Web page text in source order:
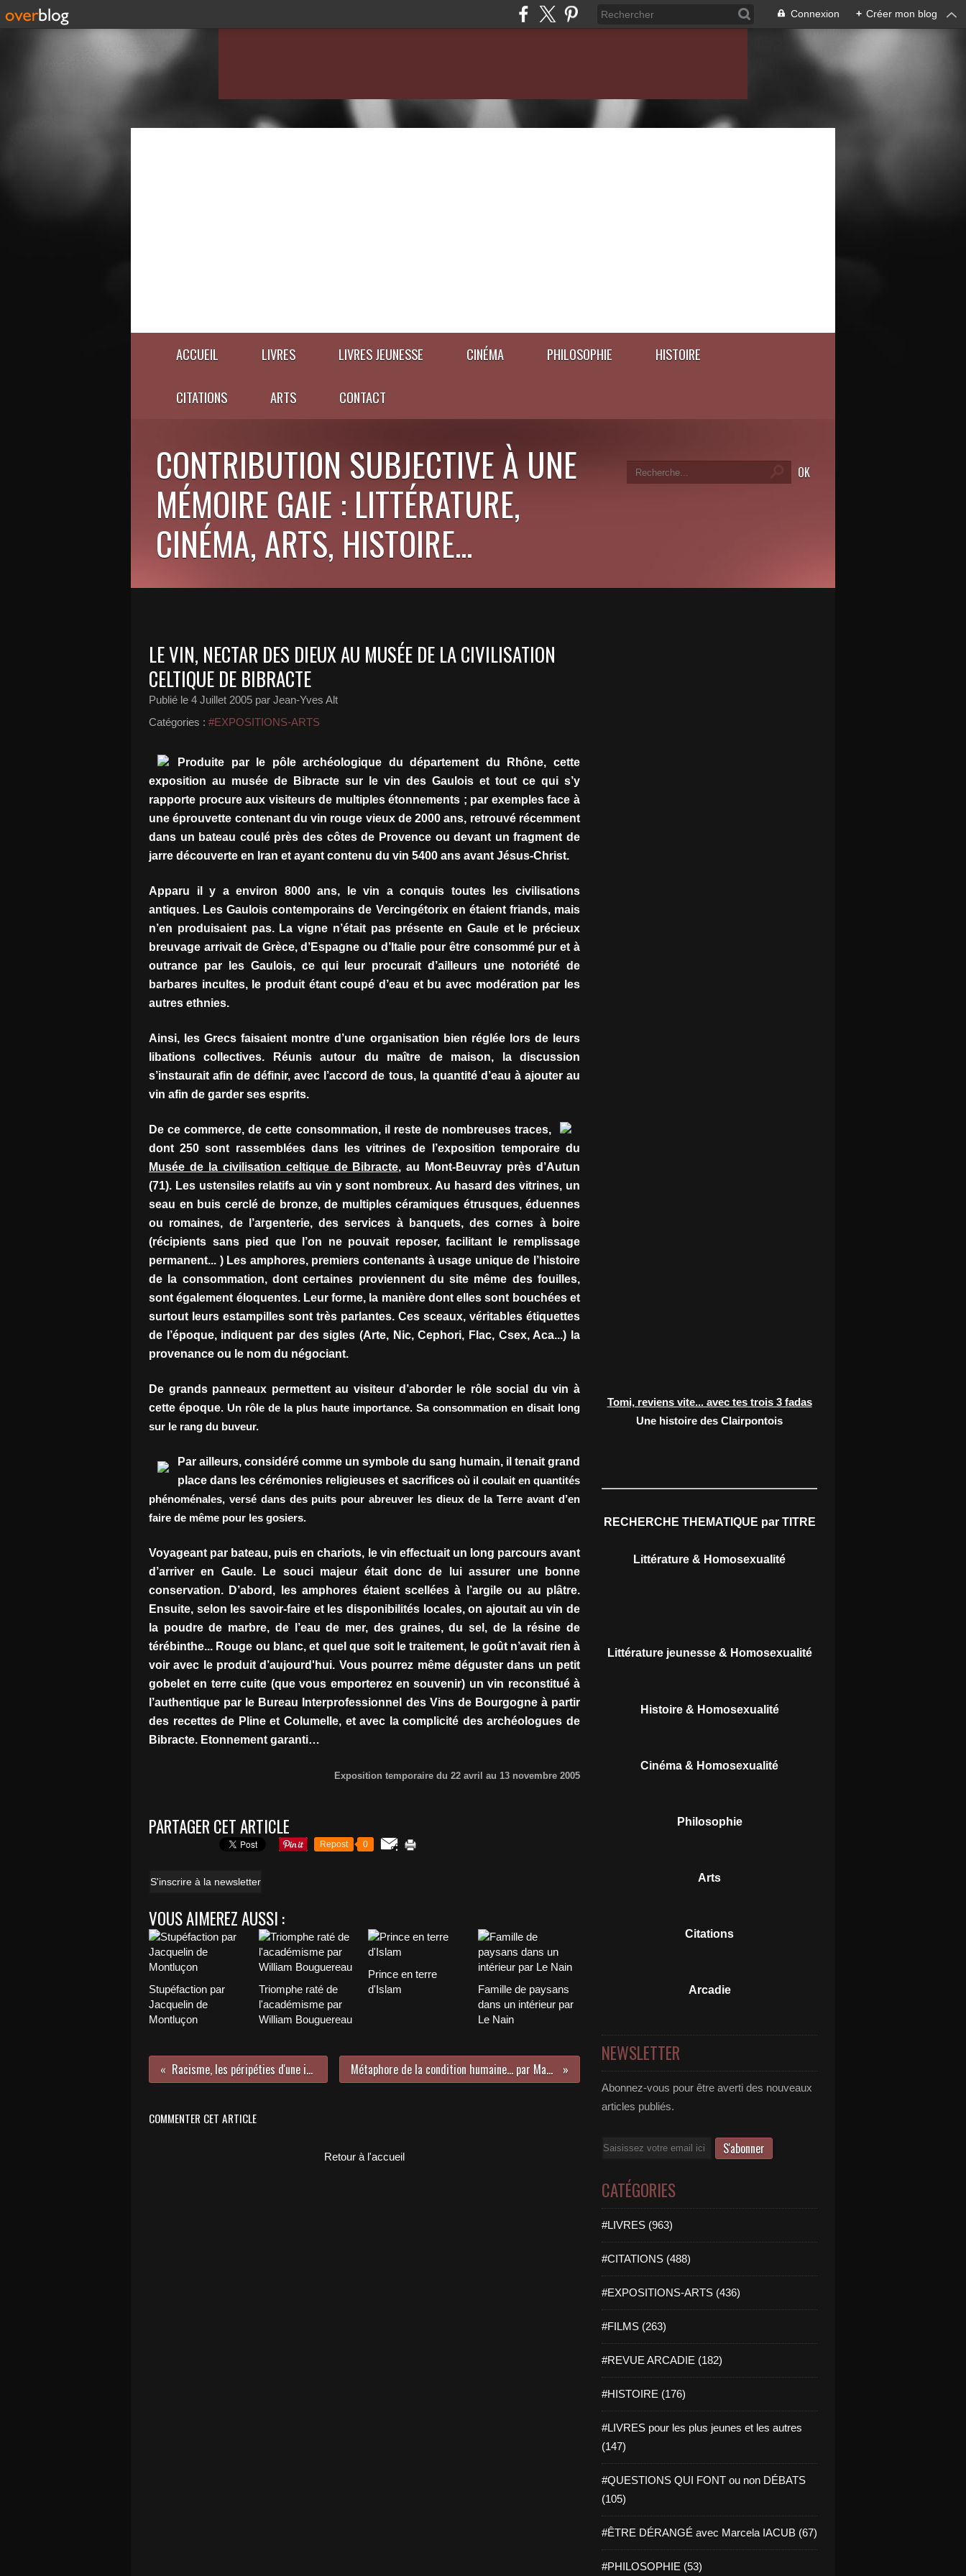
Connexion + Créer mon blog
ACCUEIL LIVRES LIVRES JEUNESSE CINÉMA PHILOSOPHIE HISTOIRE
CITATIONS ARTS CONTACT
CONTRIBUTION SUBJECTIVE À UNE
MÉMOIRE GAIE : LITTÉRATURE,
CINÉMA, ARTS, HISTOIRE...
LE VIN, NECTAR DES DIEUX AU MUSÉE DE LA CIVILISATION
CELTIQUE DE BIBRACTE
Publié le 4 Juillet 2005 par Jean-Yves Alt
Catégories : #EXPOSITIONS-ARTS
Produite par le pôle archéologique du département du Rhône, cette
exposition au musée de Bibracte sur le vin des Gaulois et tout ce qui s’y
rapporte procure aux visiteurs de multiples étonnements ; par exemples face à
une éprouvette contenant du vin rouge vieux de 2000 ans, retrouvé récemment
dans un bateau coulé près des côtes de Provence ou devant un fragment de
jarre découverte en Iran et ayant contenu du vin 5400 ans avant Jésus-Christ.
Apparu il y a environ 8000 ans, le vin a conquis toutes les civilisations
antiques. Les Gaulois contemporains de Vercingétorix en étaient friands, mais
n’en produisaient pas. La vigne n’était pas présente en Gaule et le précieux
breuvage arrivait de Grèce, d’Espagne ou d’Italie pour être consommé pur et à
outrance par les Gaulois, ce qui leur procurait d’ailleurs une notoriété de
barbares incultes, le produit étant coupé d’eau et bu avec modération par les
autres ethnies.
Ainsi, les Grecs faisaient montre d’une organisation bien réglée lors de leurs
libations collectives. Réunis autour du maître de maison, la discussion
s’instaurait afin de définir, avec l’accord de tous, la quantité d’eau à ajouter au
vin afin de garder ses esprits.
De ce commerce, de cette consommation, il reste de nombreuses traces,
dont 250 sont rassemblées dans les vitrines de l’exposition temporaire du
Musée de la civilisation celtique de Bibracte, au Mont-Beuvray près d’Autun
(71). Les ustensiles relatifs au vin y sont nombreux. Au hasard des vitrines, un
seau en buis cerclé de bronze, de multiples céramiques étrusques, éduennes
ou romaines, de l’argenterie, des services à banquets, des cornes à boire
(récipients sans pied que l’on ne pouvait reposer, facilitant le remplissage
permanent... ) Les amphores, premiers contenants à usage unique de l’histoire
de la consommation, dont certaines proviennent du site même des fouilles,
sont également éloquentes. Leur forme, la manière dont elles sont bouchées et
surtout leurs estampilles sont très parlantes. Ces sceaux, véritables étiquettes
de l’époque, indiquent par des sigles (Arte, Nic, Cephori, Flac, Csex, Aca...) la
provenance ou le nom du négociant.
De grands panneaux permettent au visiteur d’aborder le rôle social du vin à
cette époque. Un rôle de la plus haute importance. Sa consommation en disait long
sur le rang du buveur.
Par ailleurs, considéré comme un symbole du sang humain, il tenait grand
place dans les cérémonies religieuses et sacrificesoù il coulait en quantités
phénoménales, versé dans des puits pour abreuver les dieux de la Terre avant d’en
faire de même pour les gosiers.
Voyageant par bateau, puis en chariots, le vin effectuait un long parcours avant
d’arriver en Gaule. Le souci majeur était donc de lui assurer une bonne
conservation. D’abord, les amphores étaient scellées à l’argile ou au plâtre.
Ensuite, selon les savoir-faire et les disponibilités locales, on ajoutait au vin de
la poudre de marbre, de l’eau de mer, des graines, du sel, de la résine de
térébinthe... Rouge ou blanc, et quel que soit le traitement, le goût n’avait rien à
voir avec le produit d’aujourd'hui. Vous pourrez même déguster dans un petit
gobelet en terre cuite (que vous emporterez en souvenir) un vin reconstitué à
l’authentique par le Bureau Interprofessionnel des Vins de Bourgogne à partir
des recettes de Pline et Columelle, et avec la complicité des archéologues de
Bibracte. Etonnement garanti…
Exposition temporaire du 22 avril au 13 novembre 2005
PARTAGER CET ARTICLE
Repost 0
S'inscrire à la newsletter
VOUS AIMEREZ AUSSI :
Stupéfaction par
Jacquelin de
Montluçon
Triomphe raté de
l'académisme par
William Bouguereau
Prince en terre
d'Islam
Famille de paysans
dans un intérieur par
Le Nain
Racisme, les péripéties d'une idée fausse Métaphore de la condition humaine... par Maurizio Cattelan
COMMENTER CET ARTICLE
Retour à l'accueil
Tomi, reviens vite... avec tes trois 3 fadas
Une histoire des Clairpontois
RECHERCHE THEMATIQUE par TITRE
Littérature & Homosexualité
Littérature jeunesse & Homosexualité
Histoire & Homosexualité
Cinéma & Homosexualité
Philosophie
Arts
Citations
Arcadie
NEWSLETTER
Abonnez-vous pour être averti des nouveaux
articles publiés.
Email
CATÉGORIES
#LIVRES (963)
#CITATIONS (488)
#EXPOSITIONS-ARTS (436)
#FILMS (263)
#REVUE ARCADIE (182)
#HISTOIRE (176)
#LIVRES pour les plus jeunes et les autres
(147)
#QUESTIONS QUI FONT ou non DÉBATS
(105)
#ÊTRE DÉRANGÉ avec Marcela IACUB (67)
#PHILOSOPHIE (53)